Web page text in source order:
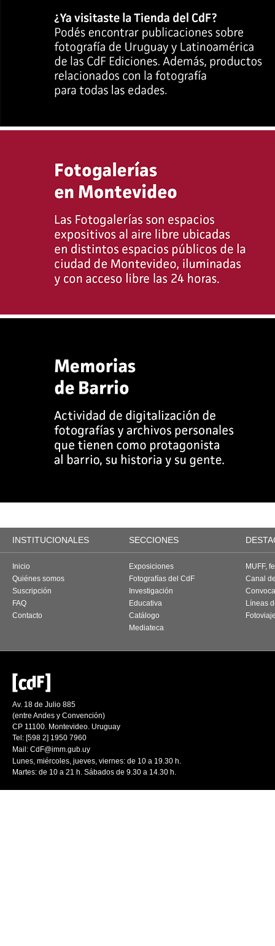
INSTITUCIONALES SECCIONES
Inicio
Quiénes somos
Suscripción
FAQ
Contacto
Exposiciones
Fotografías del CdF
Investigación
Educativa
Catálogo
Mediateca
MUFF,
Canal
Líneas
Av. 18 de Julio 885
(entre Andes y Convención)
CP 11100. Montevideo. Uruguay
Tel: [598 2] 1950 7960
Mail: CdF@imm.gub.uy
Lunes, miércoles, jueves, viernes: de 10 a 19.30 h.
Martes: de 10 a 21 h. Sábados de 9.30 a 14.30 h.